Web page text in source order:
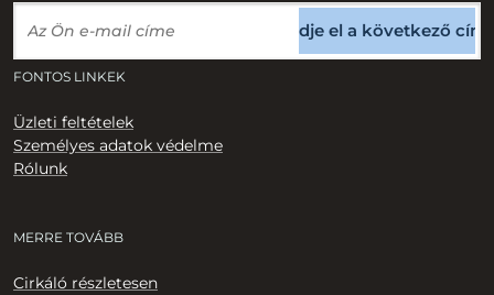
Küldje el a következő
FONTOS LINKEK
Üzleti feltételek
Személyes adatok védelme
Rólunk
MERRE TOVÁBB
Cirkáló részletesen